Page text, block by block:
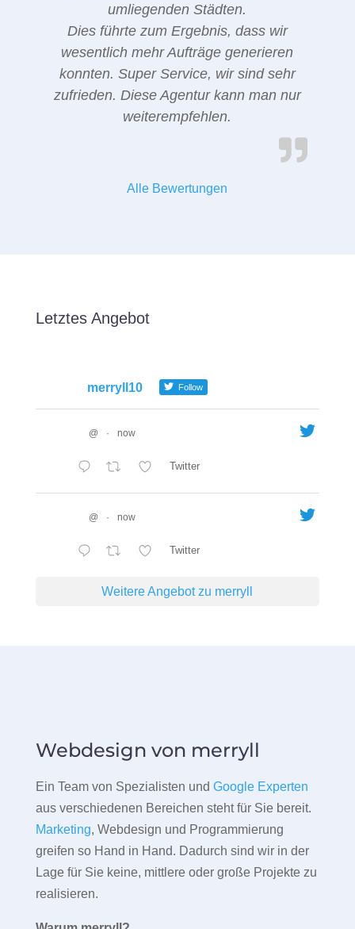
umliegenden Städten.
Dies führte zum Ergebnis, dass wir
wesentlich mehr Aufträge generieren
konnten. Super Service, wir sind sehr
zufrieden. Diese Agentur kann man nur
weiterempfehlen.
Alle Bewertungen
Letztes Angebot
merryll10 Follow
@ · now
Twitter
@ · now
Twitter
Weitere Angebot zu merryll
Webdesign von merryll
Ein Team von Spezialisten und Google Experten
aus verschiedenen Bereichen steht für Sie bereit.
Marketing, Webdesign und Programmierung
greifen so Hand in Hand. Dadurch sind wir in der
Lage für Sie keine, mittlere oder große Projekte zu
realisieren.